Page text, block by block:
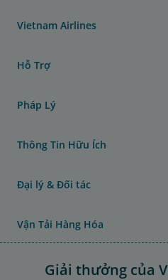
Vietnam Airlines
Hỗ Trợ
Pháp Lý
Thông Tin Hữu Ích
Đại lý & Đối tác
Vận Tải Hàng Hóa
Giải thưởng của